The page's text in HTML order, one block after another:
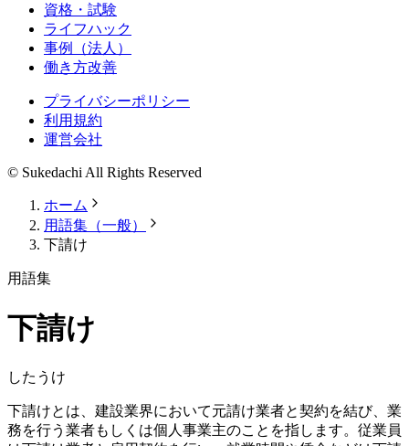
資格・試験
ライフハック
事例（法人）
働き方改善
プライバシーポリシー
利用規約
運営会社
© Sukedachi All Rights Reserved
ホーム
用語集（一般）
下請け
用語集
下請け
したうけ
下請けとは、建設業界において元請け業者と契約を結び、業
務を行う業者もしくは個人事業主のことを指します。従業員